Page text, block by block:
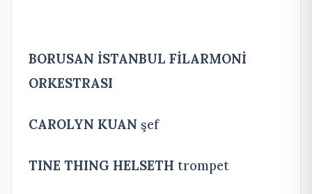
BORUSAN İSTANBUL FİLARMONİ
ORKESTRASI
CAROLYN KUAN şef
TINE THING HELSETH trompet